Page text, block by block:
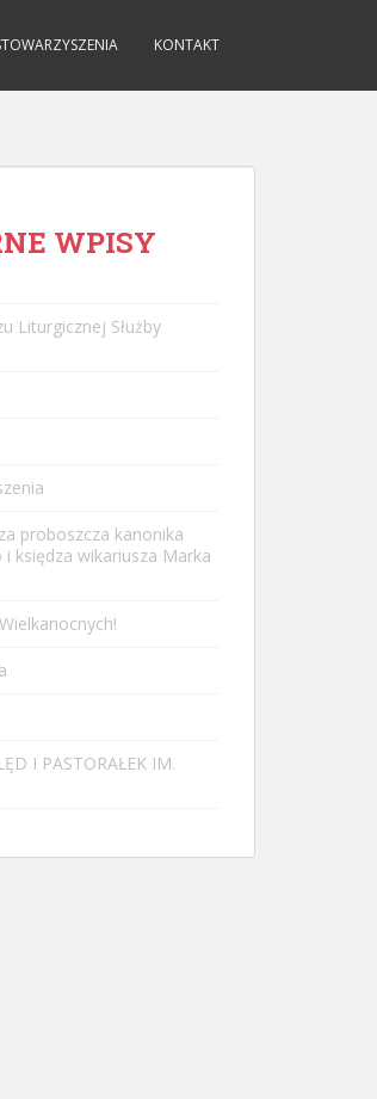
KONTAKT
WPISY
Liturgicznej Służby
proboszcza kanonika
i księdza wikariusza Marka
I PASTORAŁEK IM.